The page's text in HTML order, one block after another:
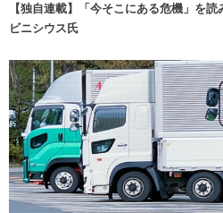
【独自連載】「今そこにある危機」を
ビニシウス氏